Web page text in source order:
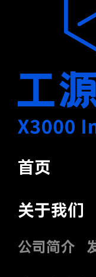
首页
关于我们
公司简介